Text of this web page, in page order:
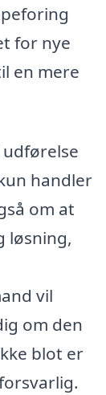
for nye
en mere
handler
om at
løsning,
vil
om den
blot er